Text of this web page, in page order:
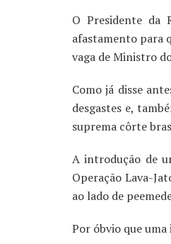
O Presidente da
afastamento para
vaga de Ministro
Como já disse
desgastes e,
suprema côrte
A introdução de
Operação Lava-
ao lado de
Por óbvio que